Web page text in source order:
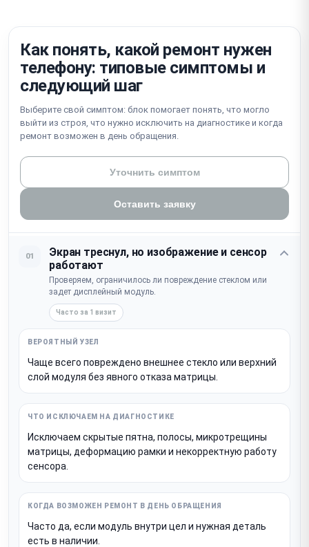
Как понять, какой ремонт нужен
телефону: типовые симптомы и
следующий шаг
Выберите свой симптом: блок помогает понять, что могло
выйти из строя, что нужно исключить на диагностике и когда
ремонт возможен в день обращения.
Уточнить симптом
Оставить заявку
01
Экран треснул, но изображение и сенсор
работают
Проверяем, ограничилось ли повреждение стеклом или
задет дисплейный модуль.
Часто за 1 визит
Чаще всего повреждено внешнее стекло или верхний
слой модуля без явного отказа матрицы.
Исключаем скрытые пятна, полосы, микротрещины
матрицы, деформацию рамки и некорректную работу
сенсора.
Часто да, если модуль внутри цел и нужная деталь
есть в наличии.